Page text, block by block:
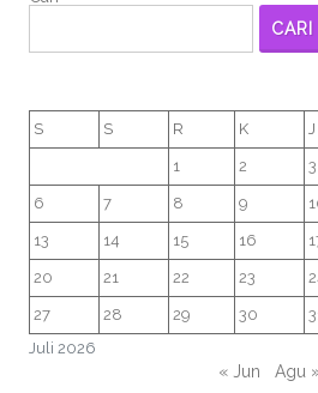
CARI
Juli 2026
S S R K J
1 2 3
6 7 8 9
13 14 15 16
20 21 22 23
27 28 29 30
« Jun Agu